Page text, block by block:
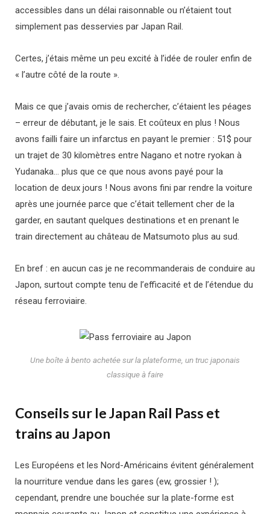
accessibles dans un délai raisonnable ou n’étaient tout
simplement pas desservies par Japan Rail.
Certes, j’étais même un peu excité à l’idée de rouler enfin de
« l’autre côté de la route ».
Mais ce que j’avais omis de rechercher, c’étaient les péages
– erreur de débutant, je le sais. Et coûteux en plus ! Nous
avons failli faire un infarctus en payant le premier : 51$ pour
un trajet de 30 kilomètres entre Nagano et notre ryokan à
Yudanaka… plus que ce que nous avons payé pour la
location de deux jours ! Nous avons fini par rendre la voiture
après une journée parce que c’était tellement cher de la
garder, en sautant quelques destinations et en prenant le
train directement au château de Matsumoto plus au sud.
En bref : en aucun cas je ne recommanderais de conduire au
Japon, surtout compte tenu de l’efficacité et de l’étendue du
réseau ferroviaire.
Une boîte à bento achetée sur la plateforme, un truc japonais
classique à faire
Conseils sur le Japan Rail Pass et
trains au Japon
Les Européens et les Nord-Américains évitent généralement
la nourriture vendue dans les gares (ew, grossier ! );
cependant, prendre une bouchée sur la plate-forme est